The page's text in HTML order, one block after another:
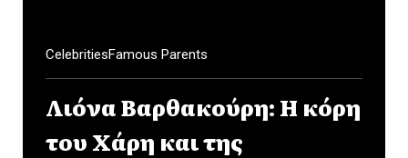
CelebritiesFamous Parents
Λιόνα Βαρθακούρη: Η κόρη
του Χάρη και της